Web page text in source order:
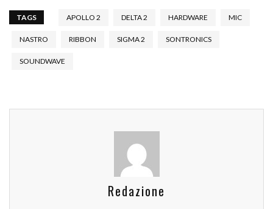
TAGS APOLLO 2 DELTA 2 HARDWARE MIC
NASTRO RIBBON SIGMA 2 SONTRONICS
SOUNDWAVE
Redazione